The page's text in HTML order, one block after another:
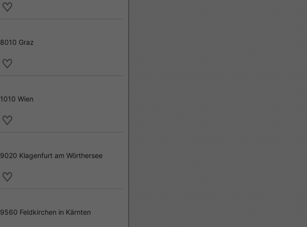
8010 Graz
1010 Wien
9020 Klagenfurt am Wörthersee
9560 Feldkirchen in Kärnten